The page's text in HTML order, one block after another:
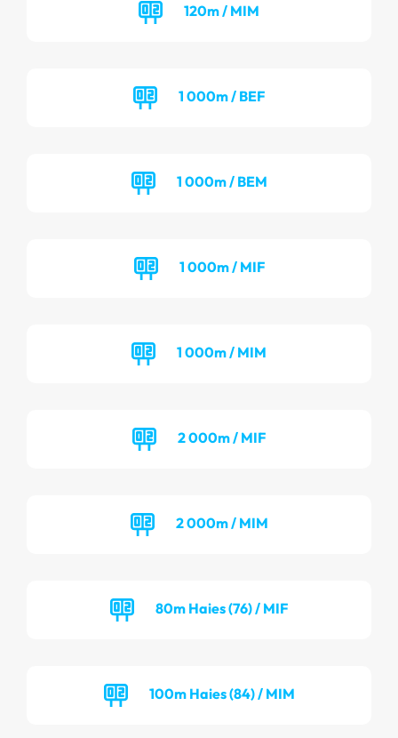
120m / MIM
1 000m / BEF
1 000m / BEM
1 000m / MIF
1 000m / MIM
2 000m / MIF
2 000m / MIM
80m Haies (76) / MIF
100m Haies (84) / MIM